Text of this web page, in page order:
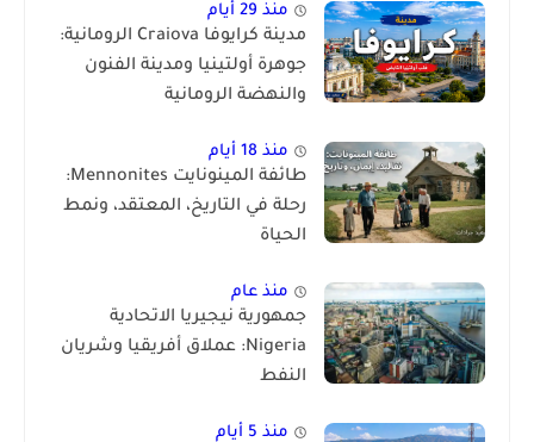
منذ 29 أيام
مدينة كرايوفا Craiova الرومانية:
جوهرة أولتينيا ومدينة الفنون
والنهضة الرومانية
منذ 18 أيام
طائفة المينونايت Mennonites:
رحلة في التاريخ، المعتقد، ونمط
الحياة
منذ عام
جمهورية نيجيريا الاتحادية
Nigeria: عملاق أفريقيا وشريان
النفط
منذ 5 أيام